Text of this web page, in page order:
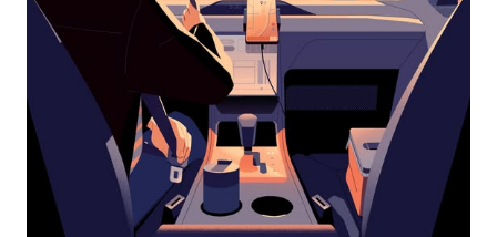
în
jos.
Închide
calendarul
apăsând
pe
butonul
Escape.